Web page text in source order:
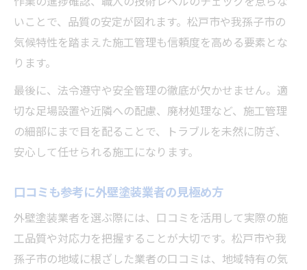
外壁塗装の地域特性と適切な塗料選びのポ
イント
外壁塗装のトラブル事例から学ぶ業者選定
我孫子市の外壁塗装管理で失敗しない秘訣
外壁塗装の現場管理で防げる失敗の例
外壁塗装の保証内容を事前に確認する重要
性
外壁塗装の工事監理による品質維持の方法
外壁塗装の下地診断と最適な施工手順
いことで、品質の安定が図れます。松戸市や我孫子市の
気候特性を踏まえた施工管理も信頼度を高める要素とな
ります。
最後に、法令遵守や安全管理の徹底が欠かせません。適
切な足場設置や近隣への配慮、廃材処理など、施工管理
の細部にまで目を配ることで、トラブルを未然に防ぎ、
安心して任せられる施工になります。
口コミも参考に外壁塗装業者の見極め方
外壁塗装業者を選ぶ際には、口コミを活用して実際の施
工品質や対応力を把握することが大切です。松戸市や我
孫子市の地域に根ざした業者の口コミは、地域特有の気